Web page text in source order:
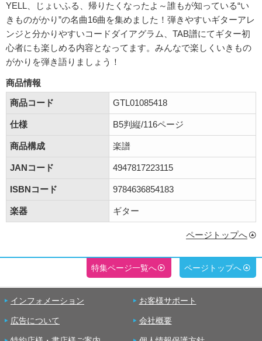
YELL、じょいふる、帰りたくなったよ～誰もが知っている“い
きものがかり”の名曲16曲を集めました！弾きやすいギターアレ
ンジと分かりやすいコードダイアグラム、TAB譜にてギター初
心者にも楽しめる内容となってます。みんなで楽しくいきもの
がかりを弾き語りましょう！
商品情報
商品コード
GTL01085418
仕様 B5判縦/116ページ
商品構成 楽譜
JANコード 4947817223115
ISBNコード 9784636854183
楽器 ギター
ページトップへ
特集ページ一覧へ ページトップへ
インフォメーション お客様サポート
広告について 会社概要